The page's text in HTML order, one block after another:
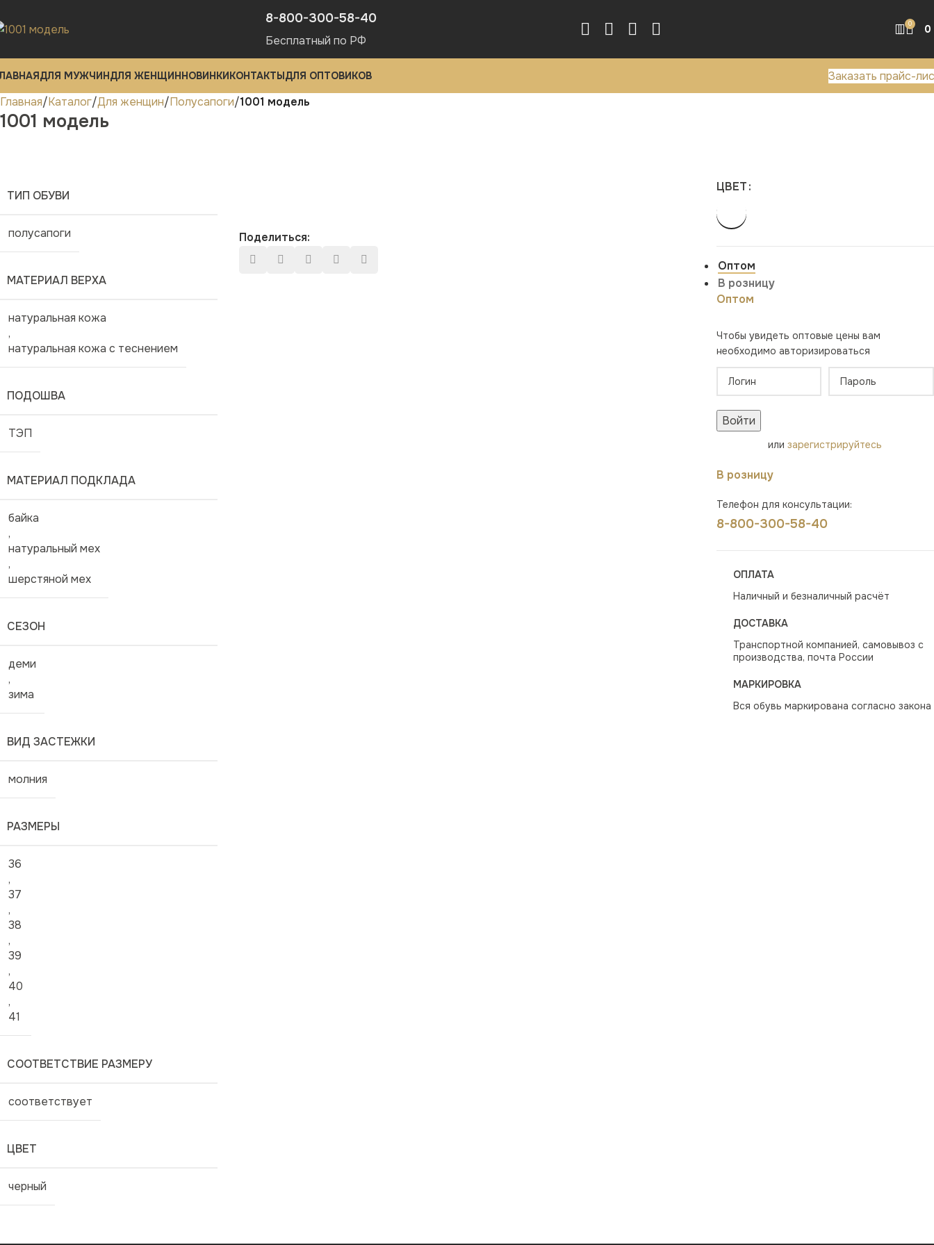
8-800-300-58-40
Бесплатный по РФ
0 0
ДЛЯ МУЖЧИНДЛЯ ЖЕНЩИННОВИНКИКОНТАКТЫДЛЯ ОПТОВИКОВ
Заказать прайс-
Главная Каталог Для женщин Полусапоги 1001 модель
1001 модель
ТИП ОБУВИ
полусапоги
МАТЕРИАЛ ВЕРХА
натуральная кожа
,
натуральная кожа с теснением
ПОДОШВА
ТЭП
МАТЕРИАЛ ПОДКЛАДА
байка
,
натуральный мех
,
шерстяной мех
СЕЗОН
деми
,
зима
ВИД ЗАСТЕЖКИ
молния
РАЗМЕРЫ
36
,
37
,
38
,
39
,
40
,
41
СООТВЕТСТВИЕ РАЗМЕРУ
соответствует
ЦВЕТ
черный
Поделиться:
ЦВЕТ
Оптом
В розницу
Оптом
Чтобы увидеть оптовые цены вам
необходимо авторизироваться
Войти
илизарегистрируйтесь
В розницу
Телефон для консультации:
8-800-300-58-40
ОПЛАТА
Наличный и безналичный расчёт
ДОСТАВКА
Транспортной компанией, самовывоз с
производства, почта России
МАРКИРОВКА
Вся обувь маркирована согласно закона